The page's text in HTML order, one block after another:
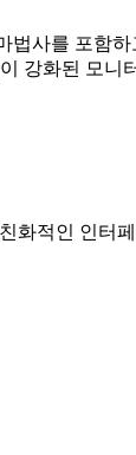
사를 포함
강화된 모니
적인 인터